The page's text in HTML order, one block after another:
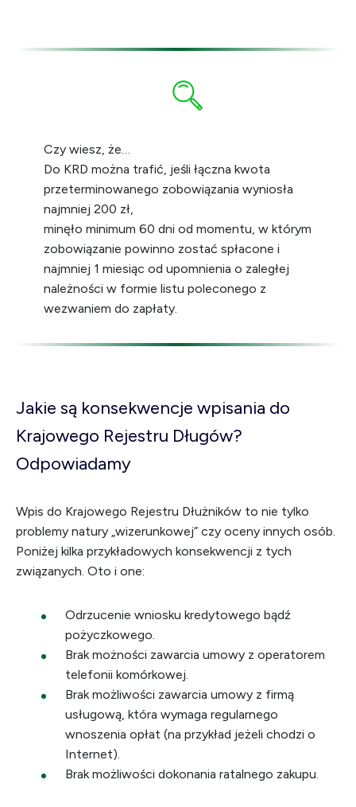
Czy wiesz, że…
Do KRD można trafić, jeśli łączna kwota
przeterminowanego zobowiązania wyniosła
najmniej 200 zł,
minęło minimum 60 dni od momentu, w którym
zobowiązanie powinno zostać spłacone i
najmniej 1 miesiąc od upomnienia o zaległej
należności w formie listu poleconego z
wezwaniem do zapłaty.
Jakie są konsekwencje wpisania do
Krajowego Rejestru Długów?
Odpowiadamy
Wpis do Krajowego Rejestru Dłużników to nie tylko
problemy natury „wizerunkowej” czy oceny innych osób.
Poniżej kilka przykładowych konsekwencji z tych
związanych. Oto i one:
Odrzucenie wniosku kredytowego bądź
pożyczkowego.
Brak możności zawarcia umowy z operatorem
telefonii komórkowej.
Brak możliwości zawarcia umowy z firmą
usługową, która wymaga regularnego
wnoszenia opłat (na przykład jeżeli chodzi o
Internet).
Brak możliwości dokonania ratalnego zakupu.